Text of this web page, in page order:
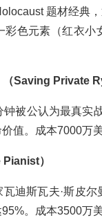
题材经典
彩色元素（红衣
Saving Private
被公认为最真实
值。成本7000万
）
迪斯瓦夫·斯皮
。成本3500万